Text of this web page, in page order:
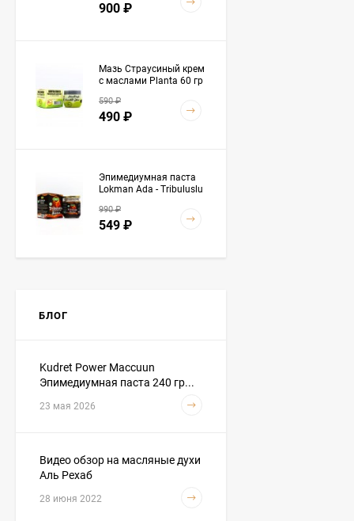
900 ₽
Мазь Страусиный крем
с маслами Planta 60 гр
590₽
490 ₽
Эпимедиумная паста
Lokman Ada - Tribuluslu
990₽
549 ₽
Hemani - Масло Усьмы
БЛОГ
Kudret Power Maccuun
Эпимедиумная паста 240 гр...
23 мая 2026
Видео обзор на масляные духи
Аль Рехаб
28 июня 2022